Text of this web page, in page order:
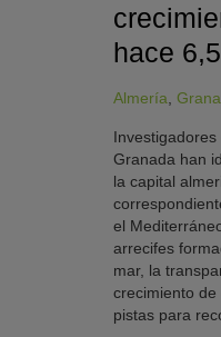
hace
Almería
Granada han
la capital
el
arrecifes
mar, la
crecimiento
pistas para